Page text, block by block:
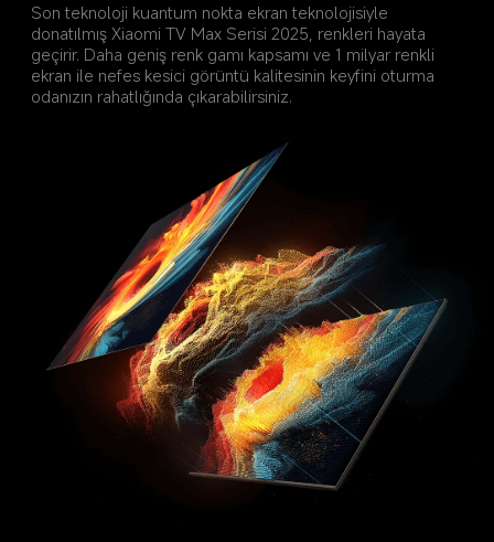
Son teknoloji kuantum nokta ekran teknolojisiyle
donatılmış Xiaomi TV Max Serisi 2025, renkleri hayata
geçirir. Daha geniş renk gamı kapsamı ve 1 milyar renkli
ekran ile nefes kesici görüntü kalitesinin keyfini oturma
odanızın rahatlığında çıkarabilirsiniz.